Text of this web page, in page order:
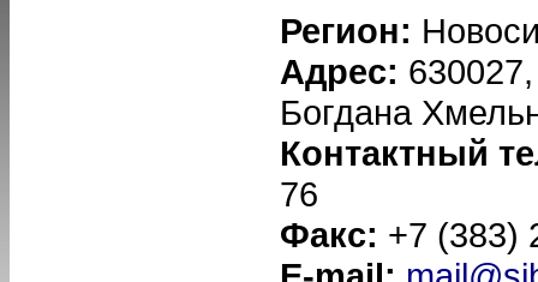
Регион:
Адрес:
Богдана
Контактный
76
Факс: +7 (383)